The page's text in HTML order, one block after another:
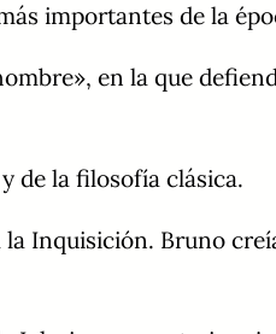
importantes de la
en la que
de la filosofía clásica.
Inquisición. Bruno